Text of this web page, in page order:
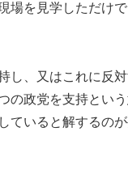
場を見学しただけ
、又はこれに反
の政党を支持とい
ていると解するの